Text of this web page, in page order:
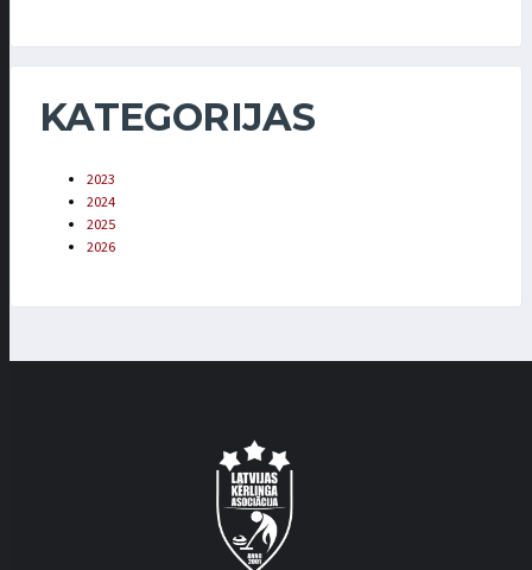
KATEGORIJAS
2023
2024
2025
2026